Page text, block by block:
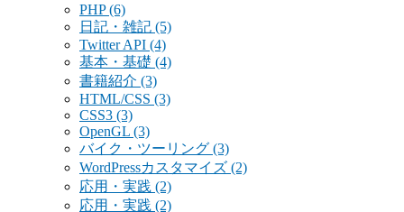
PHP(6)
日記・雑記 (5)
Twitter API (4)
基本・基礎 (4)
書籍紹介 (3)
HTML/CSS (3)
CSS3 (3)
OpenGL (3)
バイク・ツーリング (3)
WordPressカスタマイズ (2)
応用・実践 (2)
応用・実践 (2)